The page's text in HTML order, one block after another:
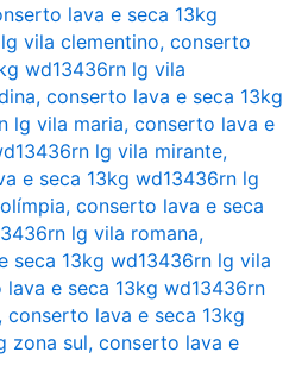
lava e seca 13kg
vila clementino, conserto
wd13436rn lg vila
, conserto lava e seca 13kg
lg vila maria, conserto lava e
lg vila mirante,
e seca 13kg wd13436rn lg
, conserto lava e seca
lg vila romana,
seca 13kg wd13436rn lg vila
e seca 13kg wd13436rn
, conserto lava e seca 13kg
zona sul, conserto lava e